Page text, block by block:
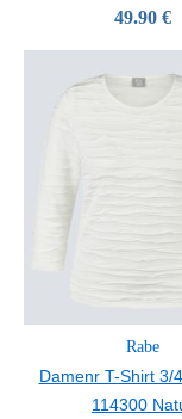
49.90 €
Rabe
Damenr T-Shirt 3/
114300